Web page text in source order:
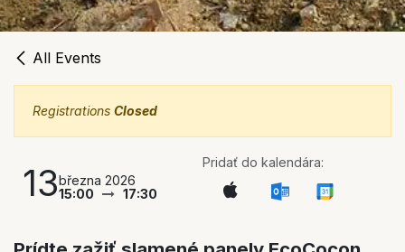
All Events
Registrations Closed
13března 2026
15:00
17:30
Pridať do kalendára: